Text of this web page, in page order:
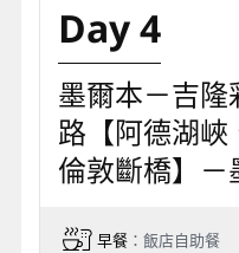
Day 4
墨爾本－吉
路【阿德湖峽
倫敦斷橋】－
早餐：飯店自助餐